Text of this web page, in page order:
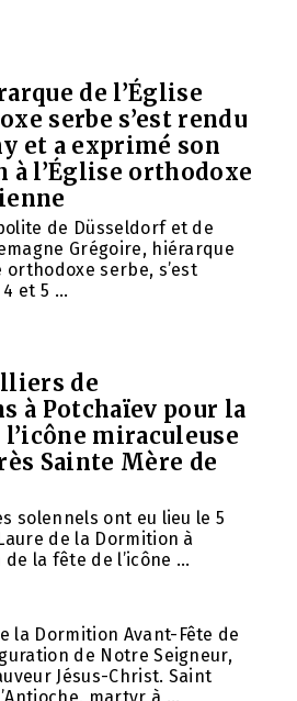
de l’Église
serbe s’est rendu
et a exprimé son
à l’Église orthodoxe
de Düsseldorf et de
Grégoire, hiérarque
orthodoxe serbe, s’est
et 5 ...
de
à Potchaïev pour la
l’icône miraculeuse
Sainte Mère de
solennels ont eu lieu le 5
de la Dormition à
de la fête de l’icône ...
la Dormition Avant-Fête de
de Notre Seigneur,
Jésus-Christ. Saint